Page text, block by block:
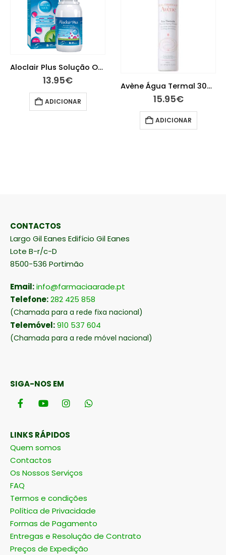
Aloclair Plus Solução Oral 60 ml
13.95€
ADICIONAR
Avène Água Termal 300ml
15.95€
ADICIONAR
CONTACTOS
Largo Gil Eanes Edifício Gil Eanes
Lote B-r/c-D
8500-536 Portimão
Email:info@farmaciaarade.pt
Telefone:282 425 858
(Chamada para a rede fixa nacional)
Telemóvel:910 537 604
(Chamada para a rede móvel nacional)
SIGA-NOS EM
LINKS RÁPIDOS
Quem somos
Contactos
Os Nossos Serviços
FAQ
Termos e condições
Política de Privacidade
Formas de Pagamento
Entregas e Resolução de Contrato
Preços de Expedição